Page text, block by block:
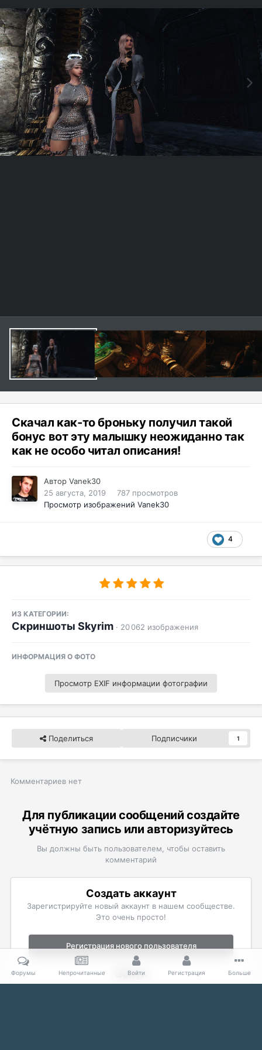
Скачал как-то броньку получил такой
бонус вот эту малышку неожиданно так
как не особо читал описания!
Автор Vanek30
25 августа, 2019
787 просмотров
Просмотр изображений Vanek30
4
ИЗ КАТЕГОРИИ:
Скриншоты Skyrim · 20 062 изображения
ИНФОРМАЦИЯ О ФОТО
Просмотр EXIF информации фотографии
Поделиться Подписчики 1
Комментариев нет
Для публикации сообщений создайте
учётную запись или авторизуйтесь
Вы должны быть пользователем, чтобы оставить
комментарий
Создать аккаунт
Зарегистрируйте новый аккаунт в нашем сообществе.
Это очень просто!
Регистрация нового пользователя
Войти
Уже есть аккаунт? Войти в систему.
Форумы Непрочитанные Войти Регистрация Больше